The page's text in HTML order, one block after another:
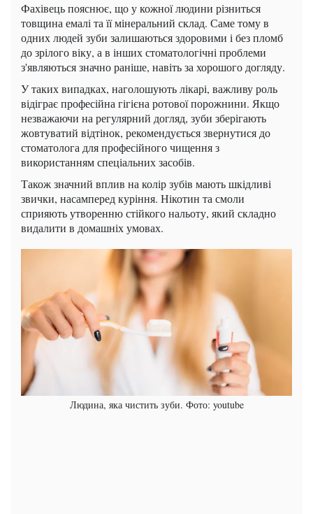
Фахівець пояснює, що у кожної людини різниться
товщина емалі та її мінеральний склад. Саме тому в
одних людей зуби залишаються здоровими і без пломб
до зрілого віку, а в інших стоматологічні проблеми
з'являються значно раніше, навіть за хорошого догляду.
У таких випадках, наголошують лікарі, важливу роль
відіграє професійна гігієна ротової порожнини. Якщо
незважаючи на регулярний догляд, зуби зберігають
жовтуватий відтінок, рекомендується звернутися до
стоматолога для професійного чищення з
використанням спеціальних засобів.
Також значний вплив на колір зубів мають шкідливі
звички, насамперед куріння. Нікотин та смоли
сприяють утворенню стійкого нальоту, який складно
видалити в домашніх умовах.
Людина, яка чистить зуби. Фото: youtube